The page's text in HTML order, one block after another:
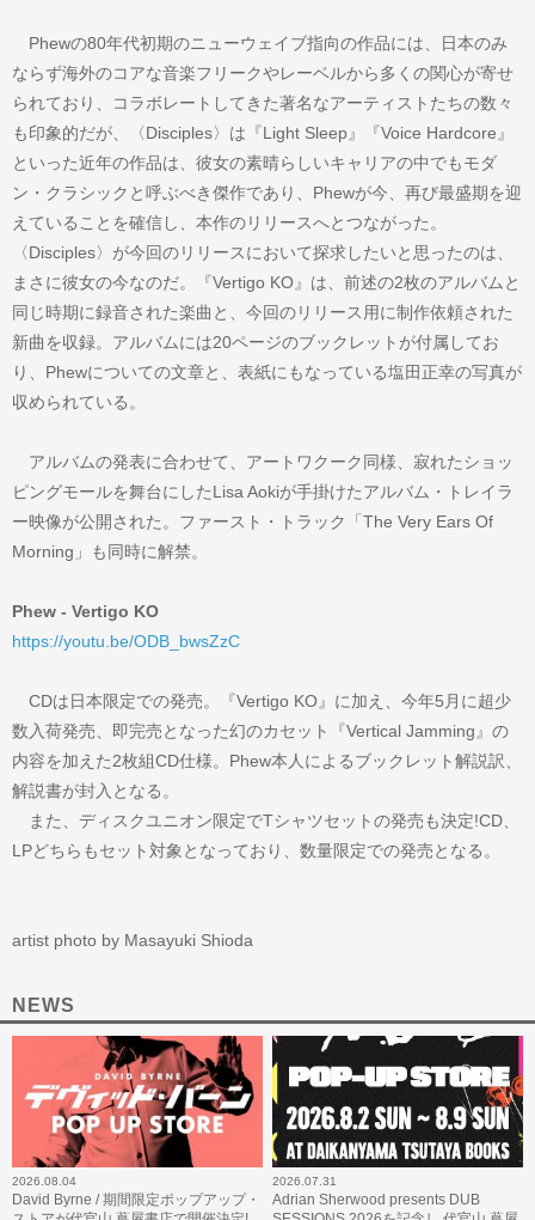
Phewの80年代初期のニューウェイブ指向の作品には、日本のみ
ならず海外のコアな音楽フリークやレーベルから多くの関心が寄せ
られており、コラボレートしてきた著名なアーティストたちの数々
も印象的だが、〈Disciples〉は『Light Sleep』『Voice Hardcore』
といった近年の作品は、彼女の素晴らしいキャリアの中でもモダ
ン・クラシックと呼ぶべき傑作であり、Phewが今、再び最盛期を迎
えていることを確信し、本作のリリースへとつながった。
〈Disciples〉が今回のリリースにおいて探求したいと思ったのは、
まさに彼女の今なのだ。『Vertigo KO』は、前述の2枚のアルバムと
同じ時期に録音された楽曲と、今回のリリース用に制作依頼された
新曲を収録。アルバムには20ページのブックレットが付属してお
り、Phewについての文章と、表紙にもなっている塩田正幸の写真が
収められている。
アルバムの発表に合わせて、アートワクーク同様、寂れたショッ
ピングモールを舞台にしたLisa Aokiが手掛けたアルバム・トレイラ
ー映像が公開された。ファースト・トラック「The Very Ears Of
Morning」も同時に解禁。
Phew - Vertigo KO
https://youtu.be/ODB_bwsZzC
CDは日本限定での発売。『Vertigo KO』に加え、今年5月に超少
数入荷発売、即完売となった幻のカセット『Vertical Jamming』の
内容を加えた2枚組CD仕様。Phew本人によるブックレット解説訳、
解説書が封入となる。
また、ディスクユニオン限定でTシャツセットの発売も決定!CD、
LPどちらもセット対象となっており、数量限定での発売となる。
artist photo by Masayuki Shioda
NEWS
2026.08.04
David Byrne / 期間限定ポップアップ・
2026.07.31
Adrian Sherwood presents DUB